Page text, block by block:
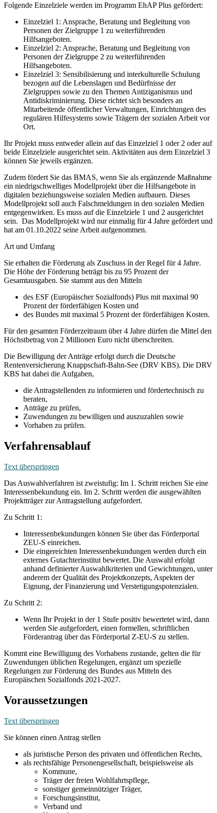
Folgende Einzelziele werden im Programm EhAP Plus gefördert:
Einzelziel 1: Ansprache, Beratung und Begleitung von
Personen der Zielgruppe 1 zu weiterführenden
Hilfsangeboten.
Einzelziel 2: Ansprache, Beratung und Begleitung von
Personen der Zielgruppe 2 zu weiterführenden
Hilfsangeboten.
Einzelziel 3: Sensibilisierung und interkulturelle Schulung
bezogen auf die Lebenslagen und Bedürfnisse der
Zielgruppen sowie zu den Themen Antiziganismus und
Antidiskriminierung. Diese richtet sich besonders an
Mitarbeitende öffentlicher Verwaltungen, Einrichtungen des
regulären Hilfesystems sowie Trägern der sozialen Arbeit vor
Ort.
Ihr Projekt muss entweder allein auf das Einzelziel 1 oder 2 oder auf
beide Einzelziele ausgerichtet sein. Aktivitäten aus dem Einzelziel 3
können Sie jeweils ergänzen.
Zudem fördert Sie das BMAS, wenn Sie als ergänzende Maßnahme
ein niedrigschwelliges Modellprojekt über die Hilfsangebote in
digitalen beziehungsweise sozialen Medien aufbauen. Dieses
Modellprojekt soll auch Falschmeldungen in den sozialen Medien
entgegenwirken. Es muss auf die Einzelziele 1 und 2 ausgerichtet
sein. Das Modellprojekt wird nur einmalig für 4 Jahre gefördert und
hat am 01.10.2022 seine Arbeit aufgenommen.
Art und Umfang
Sie erhalten die Förderung als Zuschuss in der Regel für 4 Jahre.
Die Höhe der Förderung beträgt bis zu 95 Prozent der
Gesamtausgaben. Sie stammt aus den Mitteln
des ESF (Europäischer Sozialfonds) Plus mit maximal 90
Prozent der förderfähigen Kosten und
des Bundes mit maximal 5 Prozent der förderfähigen Kosten.
Für den gesamten Förderzeitraum über 4 Jahre dürfen die Mittel den
Höchstbetrag von 2 Millionen Euro nicht überschreiten.
Die Bewilligung der Anträge erfolgt durch die Deutsche
Rentenversicherung Knappschaft-Bahn-See (DRV KBS). Die DRV
KBS hat dabei die Aufgaben,
die Antragstellenden zu informieren und fördertechnisch zu
beraten,
Anträge zu prüfen,
Zuwendungen zu bewilligen und auszuzahlen sowie
Vorhaben zu prüfen.
Verfahrensablauf
Text überspringen
Das Auswahlverfahren ist zweistufig: Im 1. Schritt reichen Sie eine
Interessenbekundung ein. Im 2. Schritt werden die ausgewählten
Projektträger zur Antragstellung aufgefordert.
Zu Schritt 1:
Interessenbekundungen können Sie über das Förderportal
ZEU-S einreichen.
Die eingereichten Interessenbekundungen werden durch ein
externes Gutachterinstitut bewertet. Die Auswahl erfolgt
anhand definierter Auswahlkriterien und Gewichtungen, unter
anderem der Qualität des Projektkonzepts, Aspekten der
Eignung, der Finanzierung und Verstetigungspotenzialen.
Zu Schritt 2:
Wenn Ihr Projekt in der 1 Stufe positiv bewertetet wird, dann
werden Sie aufgefordert, einen formellen, schriftlichen
Förderantrag über das Förderportal Z-EU-S zu stellen.
Kommt eine Bewilligung des Vorhabens zustande, gelten die für
Zuwendungen üblichen Regelungen, ergänzt um spezielle
Regelungen zur Förderung des Bundes aus Mitteln des
Europäischen Sozialfonds 2021-2027.
Voraussetzungen
Text überspringen
Sie können einen Antrag stellen
als juristische Person des privaten und öffentlichen Rechts,
als rechtsfähige Personengesellschaft, beispielsweise als
Kommune,
Träger der freien Wohlfahrtspflege,
sonstiger gemeinnütziger Träger,
Forschungsinstitut,
Verband und